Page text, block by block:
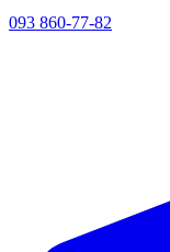
093 860-77-82